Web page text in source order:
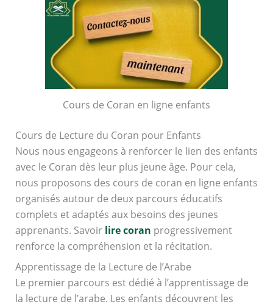
Cours de Coran en ligne enfants
Cours de Lecture du Coran pour Enfants
Nous nous engageons à renforcer le lien des enfants
avec le Coran dès leur plus jeune âge. Pour cela,
nous proposons des cours de coran en ligne enfants
organisés autour de deux parcours éducatifs
complets et adaptés aux besoins des jeunes
apprenants. Savoir lire coran progressivement
renforce la compréhension et la récitation.
Apprentissage de la Lecture de l’Arabe
Le premier parcours est dédié à l’apprentissage de
la lecture de l’arabe. Les enfants découvrent les